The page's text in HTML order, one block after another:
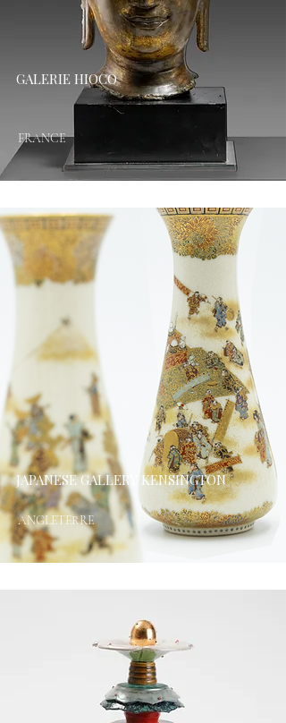
GALERIE HIOCO
FRANCE
JAPANESE GALLERY KENSINGTON
ANGLETERRE